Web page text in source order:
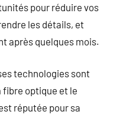
pour réduire vos
les détails, et
après quelques mois.
technologies sont
fibre optique et le
réputée pour sa